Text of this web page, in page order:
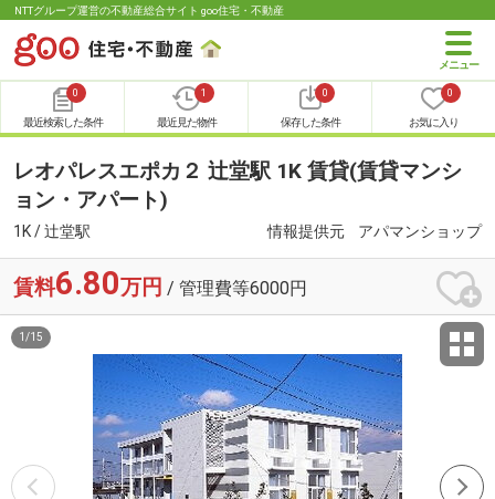
NTTグループ運営の不動産総合サイト goo住宅・不動産
0
最近検索した条件
1
最近見た物件
0
保存した条件
0
お気に入り
レオパレスエポカ２ 辻堂駅 1K 賃貸(賃貸マンシ
ョン・アパート)
1K / 辻堂駅 情報提供元 アパマンショップ
賃料6.80万円 / 管理費等6000円
1 /15